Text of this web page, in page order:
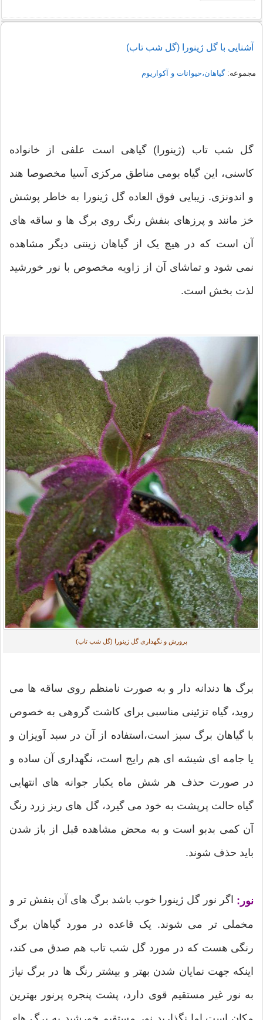
آشنایی با گل ژینورا (گل شب تاب)
مجموعه:گیاهان،حیوانات و آکواریوم
گل شب تاب (ژینورا) گیاهی است علفی از خانواده
کاسنی، این گیاه بومی مناطق مرکزی آسیا مخصوصا هند
و اندونزی. زیبایی فوق العاده گل ژینورا به خاطر پوشش
خز مانند و پرزهای بنفش رنگ روی برگ ها و ساقه های
آن است که در هیچ یک از گیاهان زینتی دیگر مشاهده
نمی شود و تماشای آن از زاویه مخصوص با نور خورشید
لذت بخش است.
پرورش و نگهداری گل ژینورا (گل شب تاب)
برگ ها دندانه دار و به صورت نامنظم روی ساقه ها می
روید، گیاه تزئینی مناسبی برای کاشت گروهی به خصوص
با گیاهان برگ سبز است،استفاده از آن در سبد آویزان و
یا جامه ای شیشه ای هم رایج است، نگهداری آن ساده و
در صورت حذف هر شش ماه یکبار جوانه های انتهایی
گیاه حالت پرپشت به خود می گیرد، گل های ریز زرد رنگ
آن کمی بدبو است و به محض مشاهده قبل از باز شدن
باید حذف شوند.
نور: اگر نور گل ژینورا خوب باشد برگ های آن بنفش تر و
مخملی تر می شوند. یک قاعده در مورد گیاهان برگ
رنگی هست که در مورد گل شب تاب هم صدق می کند،
اینکه جهت نمایان شدن بهتر و بیشتر رنگ ها در برگ نیاز
به نور غیر مستقیم قوی دارد، پشت پنجره پرنور بهترین